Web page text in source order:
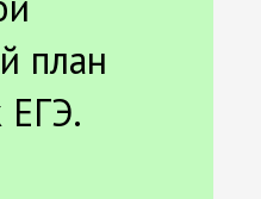
план
ЕГЭ.